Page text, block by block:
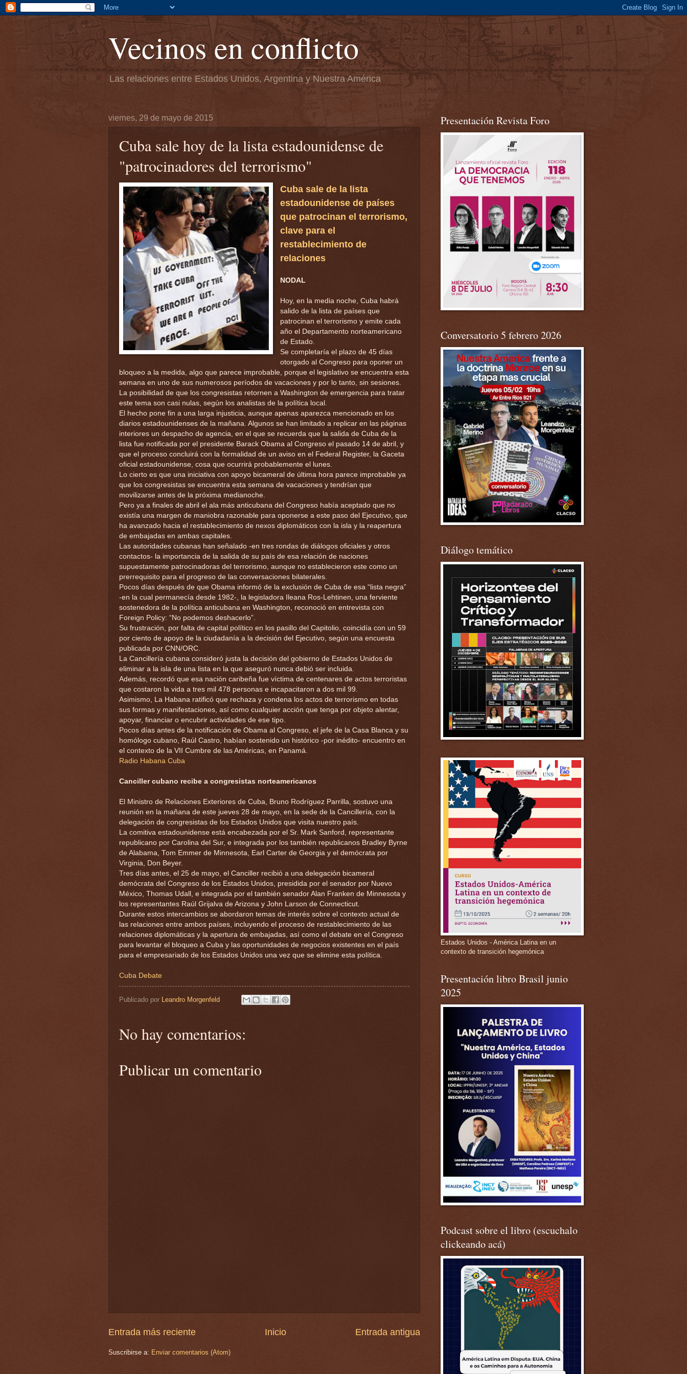
Vecinos en conflicto
Las relaciones entre Estados Unidos, Argentina y Nuestra América
viernes, 29 de mayo de 2015
Cuba sale hoy de la lista estadounidense de
"patrocinadores del terrorismo"
Cuba sale de la lista
estadounidense de países
que patrocinan el terrorismo,
clave para el
restablecimiento de
relaciones
NODAL
Hoy, en la media noche, Cuba habrá
salido de la lista de países que
patrocinan el terrorismo y emite cada
año el Departamento norteamericano
de Estado.
Se completaría el plazo de 45 días
otorgado al Congreso para oponer un
bloqueo a la medida, algo que parece improbable, porque el legislativo se encuentra esta
semana en uno de sus numerosos períodos de vacaciones y por lo tanto, sin sesiones.
La posibilidad de que los congresistas retornen a Washington de emergencia para tratar
este tema son casi nulas, según los analistas de la política local.
El hecho pone fin a una larga injusticia, aunque apenas aparezca mencionado en los
diarios estadounidenses de la mañana. Algunos se han limitado a replicar en las páginas
interiores un despacho de agencia, en el que se recuerda que la salida de Cuba de la
lista fue notificada por el presidente Barack Obama al Congreso el pasado 14 de abril, y
que el proceso concluirá con la formalidad de un aviso en el Federal Register, la Gaceta
oficial estadounidense, cosa que ocurrirá probablemente el lunes.
Lo cierto es que una iniciativa con apoyo bicameral de última hora parece improbable ya
que los congresistas se encuentra esta semana de vacaciones y tendrían que
movilizarse antes de la próxima medianoche.
Pero ya a finales de abril el ala más anticubana del Congreso había aceptado que no
existía una margen de maniobra razonable para oponerse a este paso del Ejecutivo, que
ha avanzado hacia el restablecimiento de nexos diplomáticos con la isla y la reapertura
de embajadas en ambas capitales.
Las autoridades cubanas han señalado -en tres rondas de diálogos oficiales y otros
contactos- la importancia de la salida de su país de esa relación de naciones
supuestamente patrocinadoras del terrorismo, aunque no establecieron este como un
prerrequisito para el progreso de las conversaciones bilaterales.
Pocos días después de que Obama informó de la exclusión de Cuba de esa “lista negra”
-en la cual permanecía desde 1982-, la legisladora Ileana Ros-Lehtinen, una ferviente
sostenedora de la política anticubana en Washington, reconoció en entrevista con
Foreign Policy: “No podemos deshacerlo”.
Su frustración, por falta de capital político en los pasillo del Capitolio, coincidía con un 59
por ciento de apoyo de la ciudadanía a la decisión del Ejecutivo, según una encuesta
publicada por CNN/ORC.
La Cancillería cubana consideró justa la decisión del gobierno de Estados Unidos de
eliminar a la isla de una lista en la que aseguró nunca debió ser incluida.
Además, recordó que esa nación caribeña fue víctima de centenares de actos terroristas
que costaron la vida a tres mil 478 personas e incapacitaron a dos mil 99.
Asimismo, La Habana ratificó que rechaza y condena los actos de terrorismo en todas
sus formas y manifestaciones, así como cualquier acción que tenga por objeto alentar,
apoyar, financiar o encubrir actividades de ese tipo.
Pocos días antes de la notificación de Obama al Congreso, el jefe de la Casa Blanca y su
homólogo cubano, Raúl Castro, habían sostenido un histórico -por inédito- encuentro en
el contexto de la VII Cumbre de las Américas, en Panamá.
Radio Habana Cuba
Canciller cubano recibe a congresistas norteamericanos
El Ministro de Relaciones Exteriores de Cuba, Bruno Rodríguez Parrilla, sostuvo una
reunión en la mañana de este jueves 28 de mayo, en la sede de la Cancillería, con la
delegación de congresistas de los Estados Unidos que visita nuestro país.
La comitiva estadounidense está encabezada por el Sr. Mark Sanford, representante
republicano por Carolina del Sur, e integrada por los también republicanos Bradley Byrne
de Alabama, Tom Emmer de Minnesota, Earl Carter de Georgia y el demócrata por
Virginia, Don Beyer.
Tres días antes, el 25 de mayo, el Canciller recibió a una delegación bicameral
demócrata del Congreso de los Estados Unidos, presidida por el senador por Nuevo
México, Thomas Udall, e integrada por el también senador Alan Franken de Minnesota y
los representantes Raúl Grijalva de Arizona y John Larson de Connecticut.
Durante estos intercambios se abordaron temas de interés sobre el contexto actual de
las relaciones entre ambos países, incluyendo el proceso de restablecimiento de las
relaciones diplomáticas y la apertura de embajadas, así como el debate en el Congreso
para levantar el bloqueo a Cuba y las oportunidades de negocios existentes en el país
para el empresariado de los Estados Unidos una vez que se elimine esta política.
Cuba Debate
Publicado por Leandro Morgenfeld
No hay comentarios:
Publicar un comentario
Entrada más reciente Entrada antigua
Inicio
Suscribirse a: Enviar comentarios (Atom)
Presentación Revista Foro
Conversatorio 5 febrero 2026
Diálogo temático
Estados Unidos - América Latina en un
contexto de transición hegemónica
Presentación libro Brasil junio
2025
Podcast sobre el libro (escuchalo
clickeando acá)